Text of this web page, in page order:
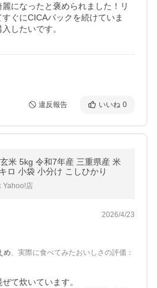
になったと褒められました！リ
ぐにCICAパックを続けていま
したいです。
違反報告 いいね 0
令和7年産 三重県産 米
ロ 小袋 小分け こしひかり
Yahoo!店
2026/4/23
め、 実際に食べてみたおいしさの評価 ：
て炊いています。